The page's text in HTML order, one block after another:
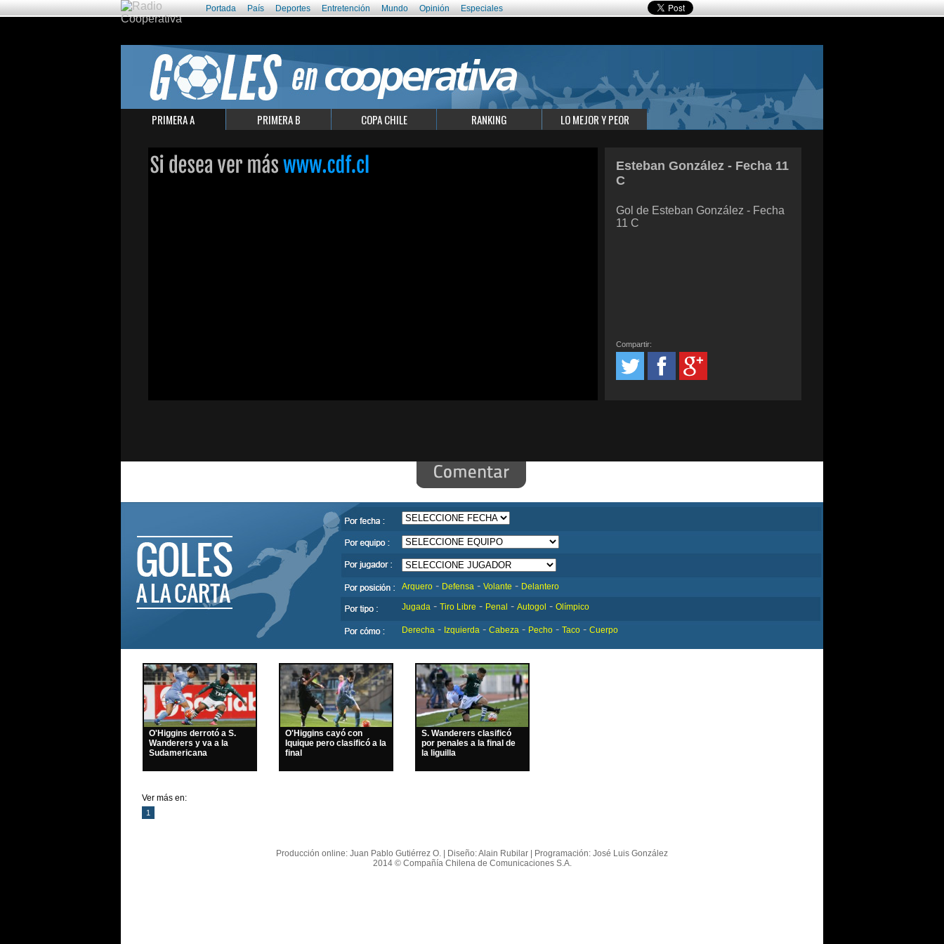
Portada País Deportes Entretención Mundo Opinión Especiales
PRIMERA A PRIMERA B COPA CHILE RANKING LO MEJOR Y PEOR
Esteban González - Fecha 11
C
Gol de Esteban González - Fecha
11 C
Compartir:
Arquero - Defensa - Volante - Delantero
Jugada - Tiro Libre - Penal - Autogol - Olímpico
Derecha - Izquierda - Cabeza - Pecho - Taco - Cuerpo
O'Higgins derrotó a S.
Wanderers y va a la
Sudamericana
O'Higgins cayó con
Iquique pero clasificó a la
final
S. Wanderers clasificó
por penales a la final de
la liguilla
Ver más en:
1
Producción online: Juan Pablo Gutiérrez O. | Diseño: Alain Rubilar | Programación: José Luis González
2014 © Compañía Chilena de Comunicaciones S.A.